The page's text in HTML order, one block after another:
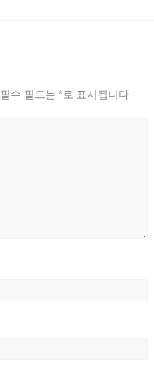
필수 필드는 *로 표시됩니다